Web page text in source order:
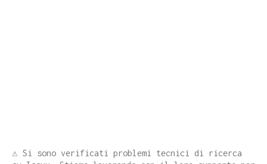
⚠️ Si sono verificati problemi tecnici di ricerca